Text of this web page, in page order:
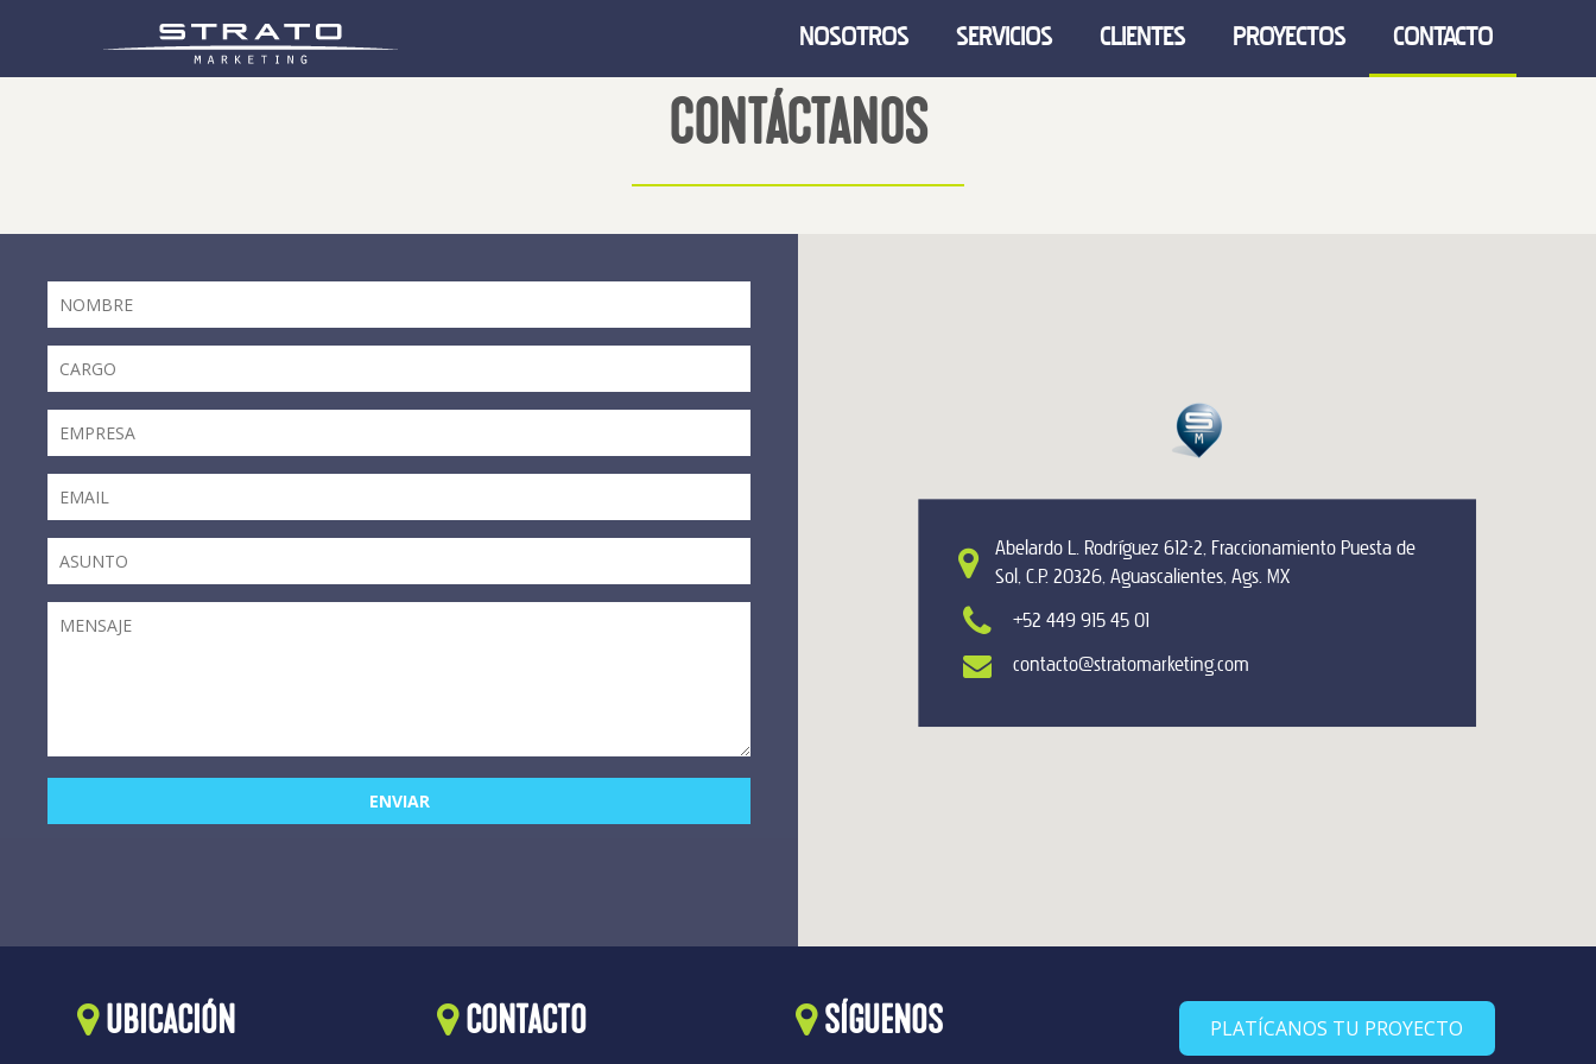
NOSOTROS SERVICIOS CLIENTES PROYECTOS CONTACTO
CONTÁCTANOS
Abelardo L. Rodríguez 612-2, Fraccionamiento Puesta de
Sol, C.P. 20326, Aguascalientes, Ags. MX
+52 449 915 45 01
contacto@stratomarketing.com
UBICACIÓN CONTACTO SÍGUENOS PLATÍCANOS TU PROYECTO